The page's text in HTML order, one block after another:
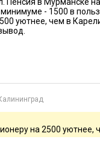
Республика
- 1500 в
уютнее, чем в
на 2500 уютнее,